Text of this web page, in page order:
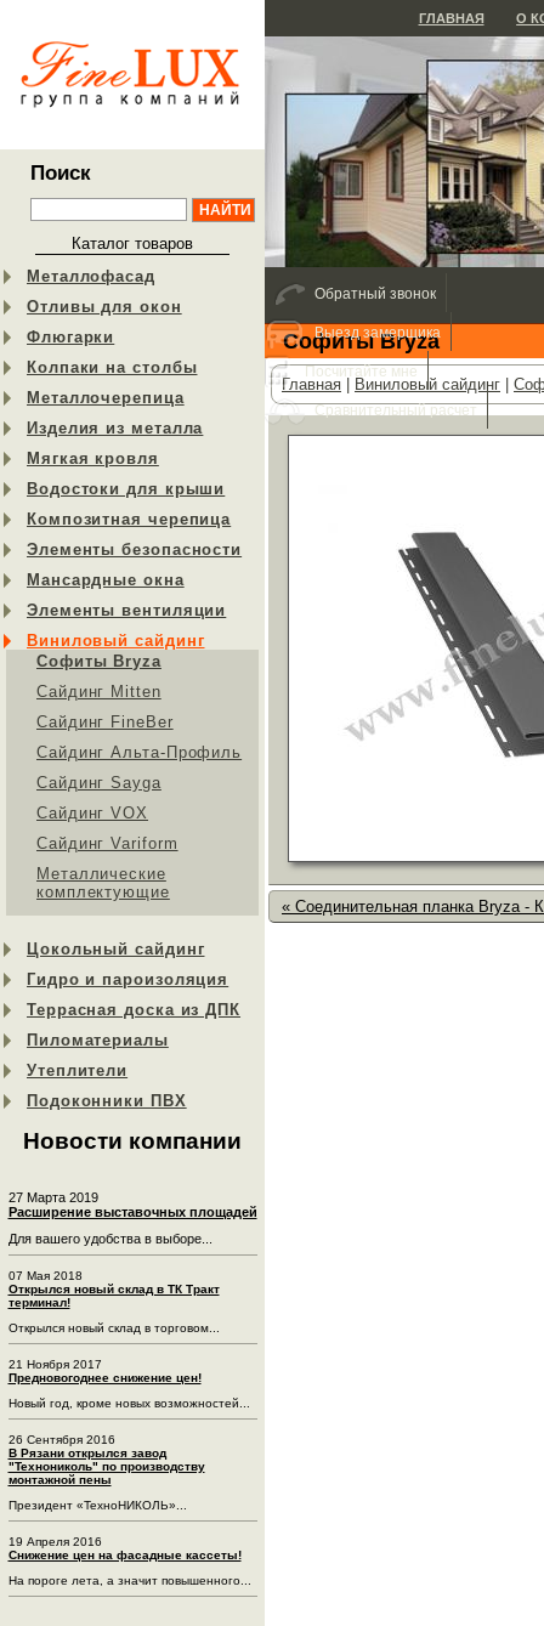
Поиск
Каталог товаров
Металлофасад
Отливы для окон
Флюгарки
Колпаки на столбы
Металлочерепица
Изделия из металла
Мягкая кровля
Водостоки для крыши
Композитная черепица
Элементы безопасности
Мансардные окна
Элементы вентиляции
Виниловый сайдинг
Софиты Bryza
Сайдинг Mitten
Сайдинг FineBer
Сайдинг Альта-Профиль
Сайдинг Sayga
Cайдинг VOX
Сайдинг Variform
Металлические
комплектующие
Цокольный сайдинг
Гидро и пароизоляция
Террасная доска из ДПК
Пиломатериалы
Утеплители
Подоконники ПВХ
Новости компании
27 Марта 2019
Расширение выставочных площадей
Для вашего удобства в выборе...
07 Мая 2018
Открылся новый склад в ТК Тракт
терминал!
Открылся новый склад в торговом...
21 Ноября 2017
Предновогоднее снижение цен!
Новый год, кроме новых возможностей...
26 Сентября 2016
В Рязани открылся завод
"Технониколь" по производству
монтажной пены
Президент «ТехноНИКОЛЬ»...
19 Апреля 2016
Снижение цен на фасадные кассеты!
На пороге лета, а значит повышенного...
ГЛАВНАЯ О
Софиты Bryza
Главная Виниловый сайдинг
« Соединительная планка Bryza -
Обратный звонок
Выезд замерщика
Посчитайте мне
Сравнительный расчет